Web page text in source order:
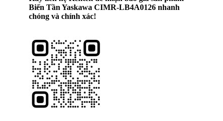
Biến Tần Yaskawa CIMR-LB4A0126 nhanh
chóng và chính xác!